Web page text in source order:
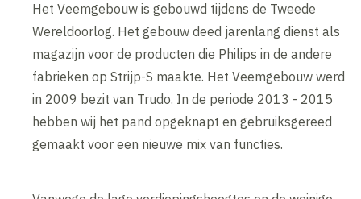
Het Veemgebouw is gebouwd tijdens de Tweede
Wereldoorlog. Het gebouw deed jarenlang dienst als
magazijn voor de producten die Philips in de andere
fabrieken op Strijp-S maakte. Het Veemgebouw werd
in 2009 bezit van Trudo. In de periode 2013 - 2015
hebben wij het pand opgeknapt en gebruiksgereed
gemaakt voor een nieuwe mix van functies.